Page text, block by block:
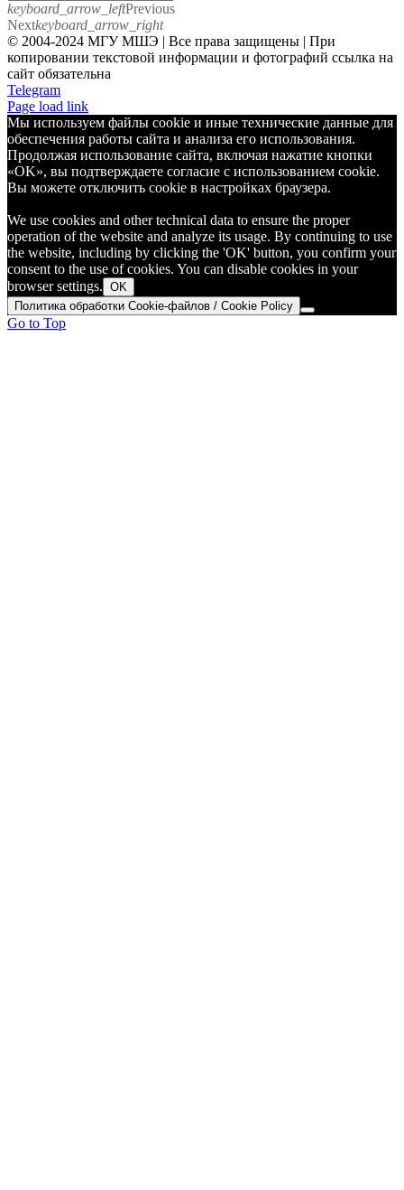
keyboard_arrow_leftPrevious
Nextkeyboard_arrow_right
© 2004-2024 МГУ МШЭ | Все права защищены | При
копировании текстовой информации и фотографий ссылка на
сайт обязательна
Telegram
Page load link
Мы используем файлы cookie и иные технические данные для
обеспечения работы сайта и анализа его использования.
Продолжая использование сайта, включая нажатие кнопки
«OK», вы подтверждаете согласие с использованием cookie.
Вы можете отключить cookie в настройках браузера.
We use cookies and other technical data to ensure the proper
operation of the website and analyze its usage. By continuing to use
the website, including by clicking the 'OK' button, you confirm your
consent to the use of cookies. You can disable cookies in your
browser settings. OK
Политика обработки Cookie-файлов / Cookie Policy
Go to Top